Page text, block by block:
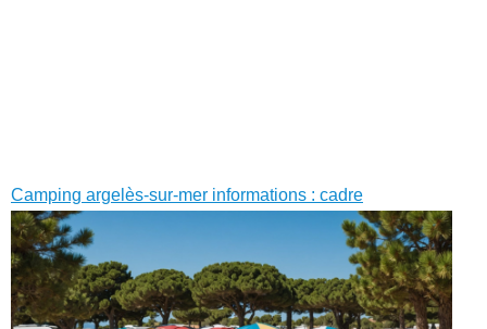
Camping argelès-sur-mer informations : cadre